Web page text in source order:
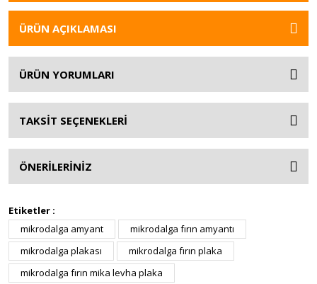
ÜRÜN AÇIKLAMASI
ÜRÜN YORUMLARI
TAKSİT SEÇENEKLERİ
ÖNERİLERİNİZ
Etiketler :
mikrodalga amyant
mikrodalga fırın amyantı
mikrodalga plakası
mikrodalga fırın plaka
mikrodalga fırın mika levha plaka